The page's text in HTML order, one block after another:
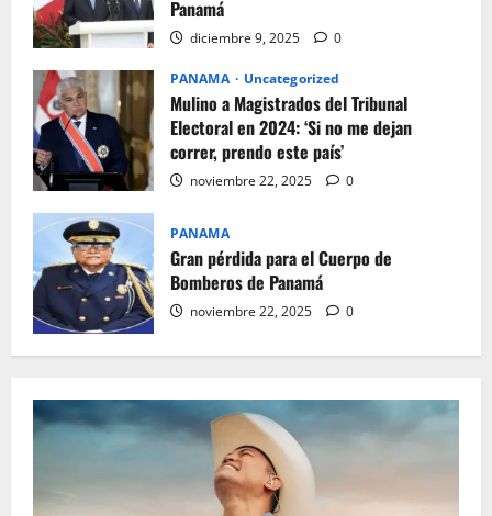
Panamá
diciembre 9, 2025 0
PANAMA Uncategorized
Mulino a Magistrados del Tribunal
Electoral en 2024: ‘Si no me dejan
correr, prendo este país’
noviembre 22, 2025 0
PANAMA
Gran pérdida para el Cuerpo de
Bomberos de Panamá
noviembre 22, 2025 0